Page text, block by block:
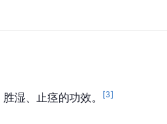
湿、止痉的功效。 [3]